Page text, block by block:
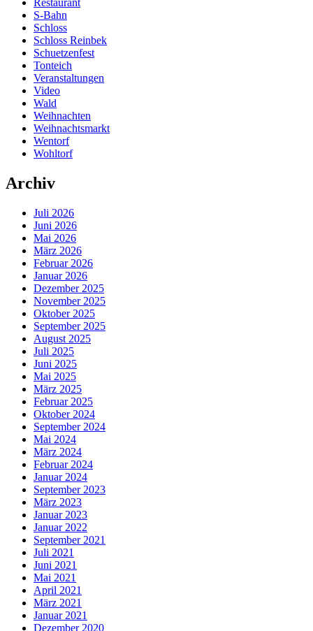
S-Bahn
Schloss
Schloss Reinbek
Schuetzenfest
Tonteich
Veranstaltungen
Video
Wald
Weihnachten
Weihnachtsmarkt
Wentorf
Wohltorf
Archiv
Juli 2026
Juni 2026
Mai 2026
März 2026
Februar 2026
Januar 2026
Dezember 2025
November 2025
Oktober 2025
September 2025
August 2025
Juli 2025
Juni 2025
Mai 2025
März 2025
Februar 2025
Oktober 2024
September 2024
Mai 2024
März 2024
Februar 2024
Januar 2024
September 2023
März 2023
Januar 2023
Januar 2022
September 2021
Juli 2021
Juni 2021
Mai 2021
April 2021
März 2021
Januar 2021
Dezember 2020